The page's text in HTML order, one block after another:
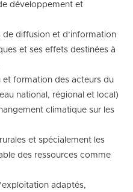
développement et
diffusion et d’information
et ses effets destinées à
et formation des acteurs du
national, régional et local)
climatique sur les
et spécialement les
des ressources comme
adaptés,